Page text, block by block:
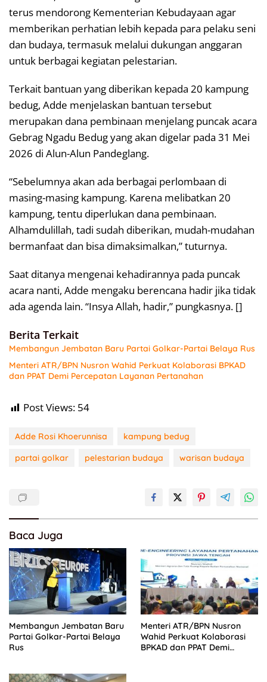
terus mendorong Kementerian Kebudayaan agar
memberikan perhatian lebih kepada para pelaku seni
dan budaya, termasuk melalui dukungan anggaran
untuk berbagai kegiatan pelestarian.
Terkait bantuan yang diberikan kepada 20 kampung
bedug, Adde menjelaskan bantuan tersebut
merupakan dana pembinaan menjelang puncak acara
Gebrag Ngadu Bedug yang akan digelar pada 31 Mei
2026 di Alun-Alun Pandeglang.
“Sebelumnya akan ada berbagai perlombaan di
masing-masing kampung. Karena melibatkan 20
kampung, tentu diperlukan dana pembinaan.
Alhamdulillah, tadi sudah diberikan, mudah-mudahan
bermanfaat dan bisa dimaksimalkan,” tuturnya.
Saat ditanya mengenai kehadirannya pada puncak
acara nanti, Adde mengaku berencana hadir jika tidak
ada agenda lain. “Insya Allah, hadir,” pungkasnya. []
Berita Terkait
Membangun Jembatan Baru Partai Golkar-Partai Belaya Rus
Menteri ATR/BPN Nusron Wahid Perkuat Kolaborasi BPKAD
dan PPAT Demi Percepatan Layanan Pertanahan
Post Views: 54
Adde Rosi Khoerunnisa
kampung bedug
partai golkar
pelestarian budaya warisan budaya
Baca Juga
Membangun Jembatan Baru
Partai Golkar-Partai Belaya
Rus
Menteri ATR/BPN Nusron
Wahid Perkuat Kolaborasi
BPKAD dan PPAT Demi